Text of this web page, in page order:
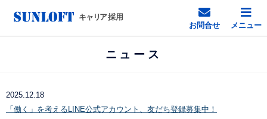
メニュー
お問合せ
ニュース
2025.12.18
「働く」を考えるLINE公式アカウント、友だち登録募集中！